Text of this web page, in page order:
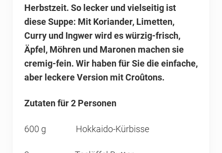
Herbstzeit. So lecker und vielseitig ist
diese Suppe: Mit Koriander, Limetten,
Curry und Ingwer wird es würzig-frisch,
Äpfel, Möhren und Maronen machen sie
cremig-fein. Wir haben für Sie die einfache,
aber leckere Version mit Croûtons.
Zutaten für 2 Personen
600 g Hokkaido-Kürbisse